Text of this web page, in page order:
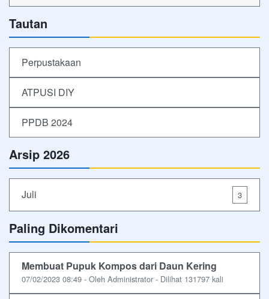
Tautan
Perpustakaan
ATPUSI DIY
PPDB 2024
Arsip 2026
Juli 3
Paling Dikomentari
Membuat Pupuk Kompos dari Daun Kering
07/02/2023 08:49 - Oleh Administrator - Dilihat 131797 kali